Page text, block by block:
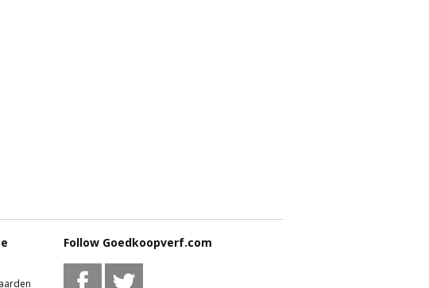
Follow Goedkoopverf.com